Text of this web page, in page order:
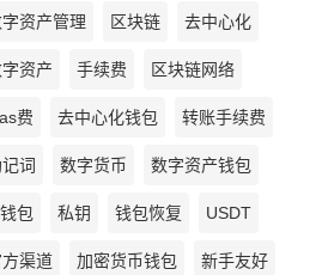
资产管理 区块链 去中心化
资产 手续费 区块链网络
费 去中心化钱包 转账手续费
记词 数字货币 数字资产钱包
包 私钥 钱包恢复 USDT
方渠道 加密货币钱包 新手友好